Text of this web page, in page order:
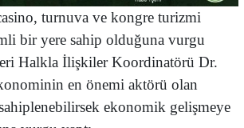
turnuva ve kongre turizmi
bir yere sahip olduğuna vurgu
Halkla İlişkiler Koordinatörü Dr.
en önemi aktörü olan
ekonomik gelişmeye